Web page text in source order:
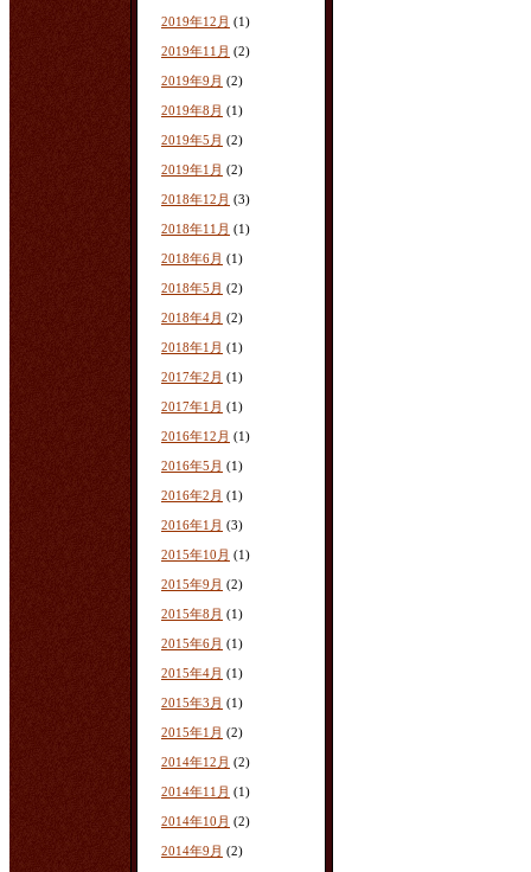
2019年12月 (1)
2019年11月 (2)
2019年9月 (2)
2019年8月 (1)
2019年5月 (2)
2019年1月 (2)
2018年12月 (3)
2018年11月 (1)
2018年6月 (1)
2018年5月 (2)
2018年4月 (2)
2018年1月 (1)
2017年2月 (1)
2017年1月 (1)
2016年12月 (1)
2016年5月 (1)
2016年2月 (1)
2016年1月 (3)
2015年10月 (1)
2015年9月 (2)
2015年8月 (1)
2015年6月 (1)
2015年4月 (1)
2015年3月 (1)
2015年1月 (2)
2014年12月 (2)
2014年11月 (1)
2014年10月 (2)
2014年9月 (2)